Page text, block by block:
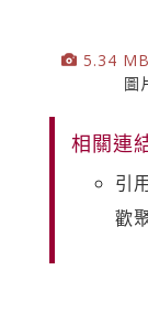
5.34
圖
相關連
引
歡